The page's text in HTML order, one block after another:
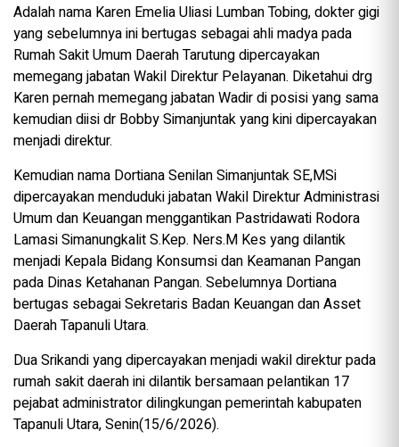
Adalah nama Karen Emelia Uliasi Lumban Tobing, dokter gigi
yang sebelumnya ini bertugas sebagai ahli madya pada
Rumah Sakit Umum Daerah Tarutung dipercayakan
memegang jabatan Wakil Direktur Pelayanan. Diketahui drg
Karen pernah memegang jabatan Wadir di posisi yang sama
kemudian diisi dr Bobby Simanjuntak yang kini dipercayakan
menjadi direktur.
Kemudian nama Dortiana Senilan Simanjuntak SE,MSi
dipercayakan menduduki jabatan Wakil Direktur Administrasi
Umum dan Keuangan menggantikan Pastridawati Rodora
Lamasi Simanungkalit S.Kep. Ners.M Kes yang dilantik
menjadi Kepala Bidang Konsumsi dan Keamanan Pangan
pada Dinas Ketahanan Pangan. Sebelumnya Dortiana
bertugas sebagai Sekretaris Badan Keuangan dan Asset
Daerah Tapanuli Utara.
Dua Srikandi yang dipercayakan menjadi wakil direktur pada
rumah sakit daerah ini dilantik bersamaan pelantikan 17
pejabat administrator dilingkungan pemerintah kabupaten
Tapanuli Utara, Senin(15/6/2026).